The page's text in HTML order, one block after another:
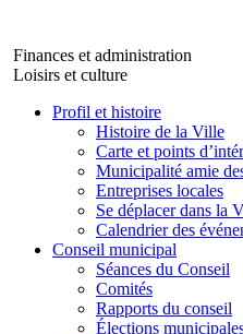
Finances et administration
Loisirs et culture
Profil et histoire
Histoire de la Ville
Carte et points
Municipalité amie
Entreprises locales
Se déplacer dans la
Calendrier des
Conseil municipal
Séances du Conseil
Comités
Rapports du conseil
Élections